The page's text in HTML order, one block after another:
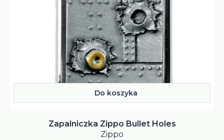
Do koszyka
Zapalniczka Zippo Bullet Holes
Zippo